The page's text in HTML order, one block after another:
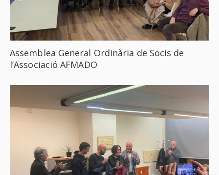
Assemblea General Ordinària de Socis de
l’Associació AFMADO